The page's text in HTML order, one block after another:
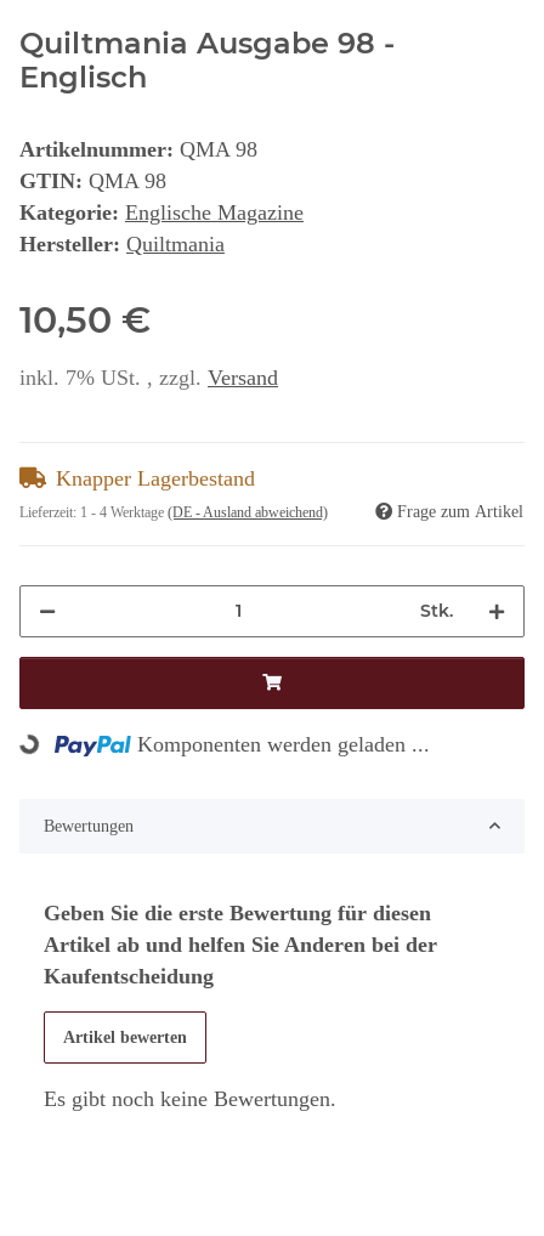
Quiltmania Ausgabe 98 -
Englisch
Artikelnummer: QMA 98
GTIN: QMA 98
Kategorie: Englische Magazine
Hersteller: Quiltmania
10,50 €
inkl. 7% USt. , zzgl. Versand
Knapper Lagerbestand
Lieferzeit: 1 - 4 Werktage (DE - Ausland abweichend) Frage zum Artikel
Stk.
Loading... Komponenten werden geladen ...
Bewertungen
Geben Sie die erste Bewertung für diesen
Artikel ab und helfen Sie Anderen bei der
Kaufentscheidung
Artikel bewerten
Es gibt noch keine Bewertungen.